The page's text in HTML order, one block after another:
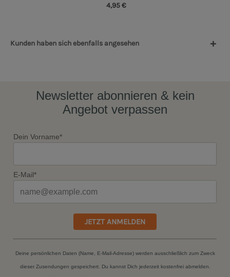
4,95 €
Kunden haben sich ebenfalls angesehen
Newsletter abonnieren & kein
Angebot verpassen
Dein Vorname*
E-Mail*
JETZT ANMELDEN
Deine persönlichen Daten (Name, E-Mail-Adresse) werden ausschließlich zum Zweck
dieser Zusendungen gespeichert. Du kannst Dich jederzeit kostenfrei abmelden.